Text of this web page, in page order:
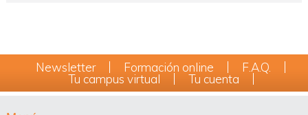
Newsletter Formación online
F.A.Q.
Tu campus virtual
Tu cuenta